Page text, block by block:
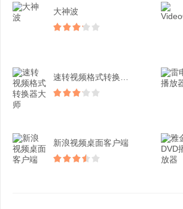
大神波
新浪视频桌面客户端